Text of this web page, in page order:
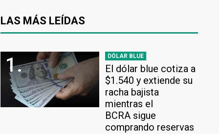
LAS MÁS LEÍDAS
1. DÓLAR BLUE
El dólar blue cotiza a
$1.540 y extiende su
racha bajista
mientras el
BCRA sigue
comprando reservas